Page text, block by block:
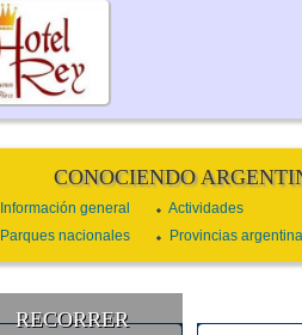
CONOCIENDO
Información general
Actividades
Parques nacionales
Provincias
RECORRER